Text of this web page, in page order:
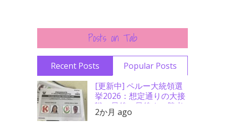
Posts on Tab
Recent Posts
Popular Posts
[更新中] ペルー大統領選
挙2026：想定通りの大接
戦、最後の最後まで勝者
分からず
2か月 ago